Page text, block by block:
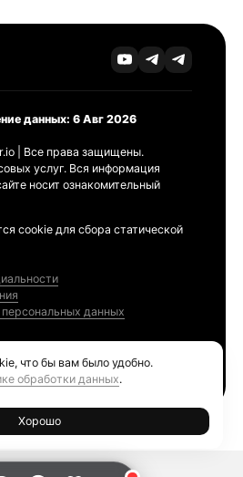
данных: 6 Авг 2026
| Все права защищены.
услуг. Вся информация
носит ознакомительный
cookie для сбора статической
данных
что бы вам было удобно.
обработки данных.
Хорошо